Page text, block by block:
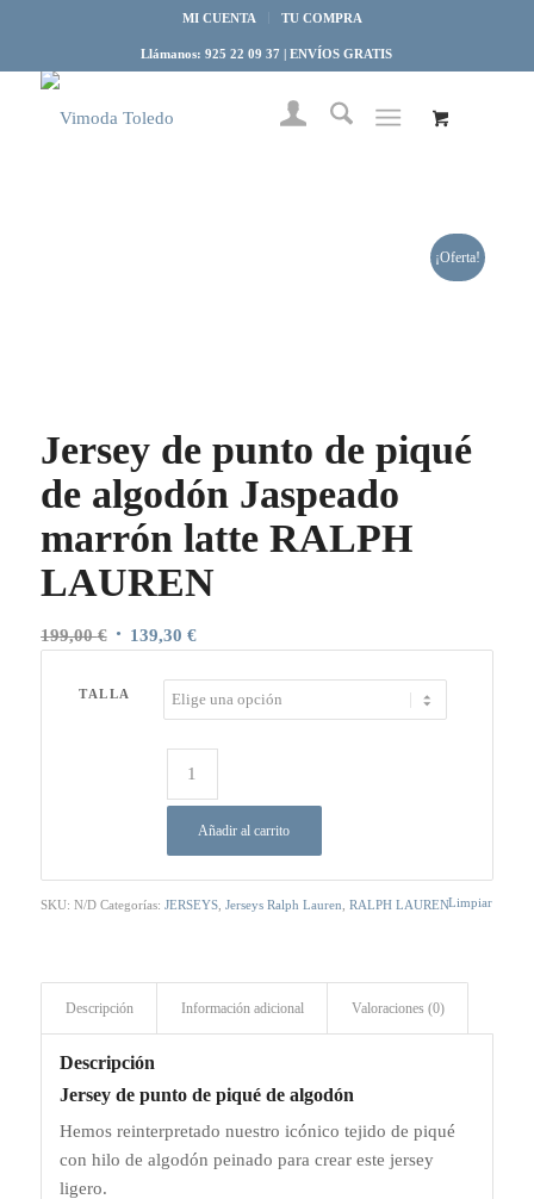
MI CUENTA TU COMPRA
Llámanos: 925 22 09 37 | ENVÍOS GRATIS
¡Oferta!
Jersey de punto de piqué
de algodón Jaspeado
marrón latte RALPH
LAUREN
199,00€ El
original
199,00 €.
139,30 €El
es:
139,30 €.
TALLA
Limpiar
Añadir al carrito
SKU: N/D Categorías: JERSEYS, Jerseys Ralph Lauren RALPH LAUREN
Descripción Información adicional Valoraciones (0)
Descripción
Jersey de punto de piqué de algodón
Hemos reinterpretado nuestro icónico tejido de piqué
con hilo de algodón peinado para crear este jersey
ligero.